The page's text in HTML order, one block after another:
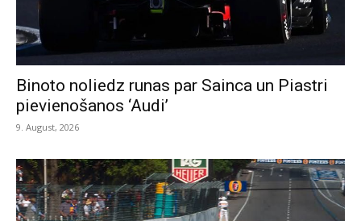
Binoto noliedz runas par Sainca un Piastri
pievienošanos ‘Audi’
9. August, 2026